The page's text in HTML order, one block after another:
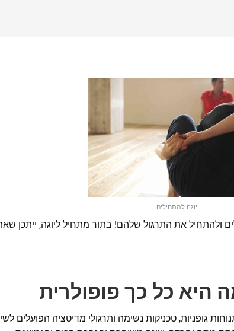
יוגה למתחילים
ולהתחיל את התרגול שלהם! בתור מתחיל ליוגה, ייתכן
היא כל כך פופולרית
גופניות, טכניקות נשימה ותרגולי מדיטציה הפועלים